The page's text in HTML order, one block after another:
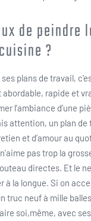
de peindre
?
plans de travail,
abordable, rapide et
l’ambiance d’une
attention, un plan
et d’amour au
pas trop la
directes. Et le
la longue. Si on
truc neuf à mille
soi,même, avec